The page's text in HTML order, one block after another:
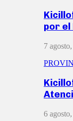
por
7
6